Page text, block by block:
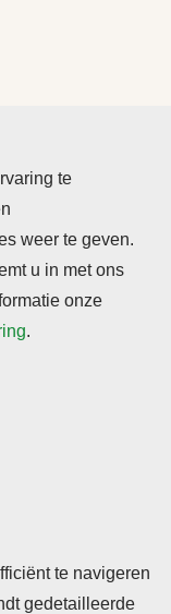
april - 2026
te
weer te geven.
u in met ons
onze
.
te navigeren
gedetailleerde